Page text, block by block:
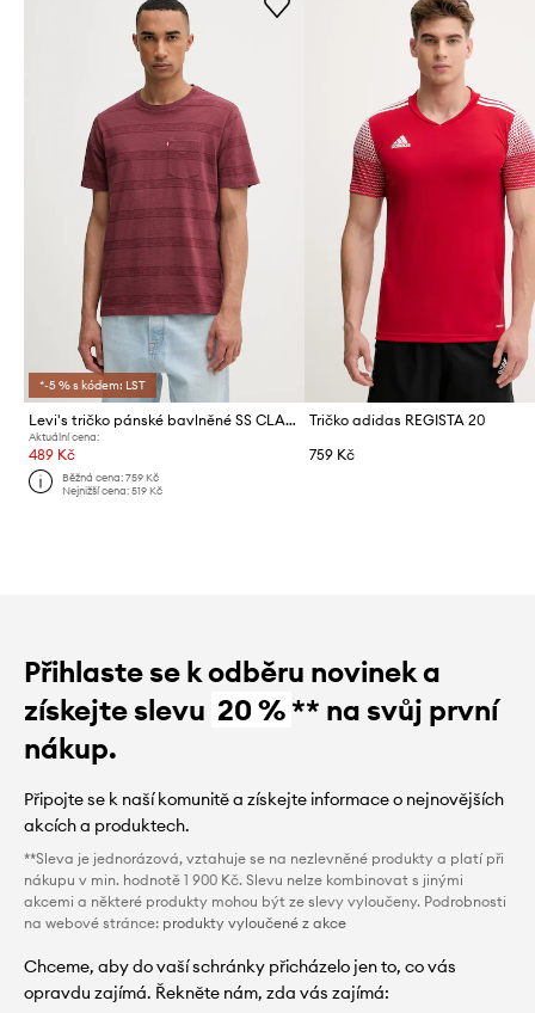
*-5 % s kódem: LST
Levi's tričko pánské bavlněné SS CLASSIC POCKET TEE
Aktuální cena:
489 Kč
Běžná cena:759 Kč
Nejnižší cena:519 Kč
Tričko adidas REGISTA 20
759 Kč
Přihlaste se k odběru novinek a
získejte slevu 20 %** na svůj první
nákup.
Připojte se k naší komunitě a získejte informace o nejnovějších
akcích a produktech.
**Sleva je jednorázová, vztahuje se na nezlevněné produkty a platí při
nákupu v min. hodnotě 1 900 Kč. Slevu nelze kombinovat s jinými
akcemi a některé produkty mohou být ze slevy vyloučeny. Podrobnosti
na webové stránce: produkty vyloučené z akce
Chceme, aby do vaší schránky přicházelo jen to, co vás
opravdu zajímá. Řekněte nám, zda vás zajímá: